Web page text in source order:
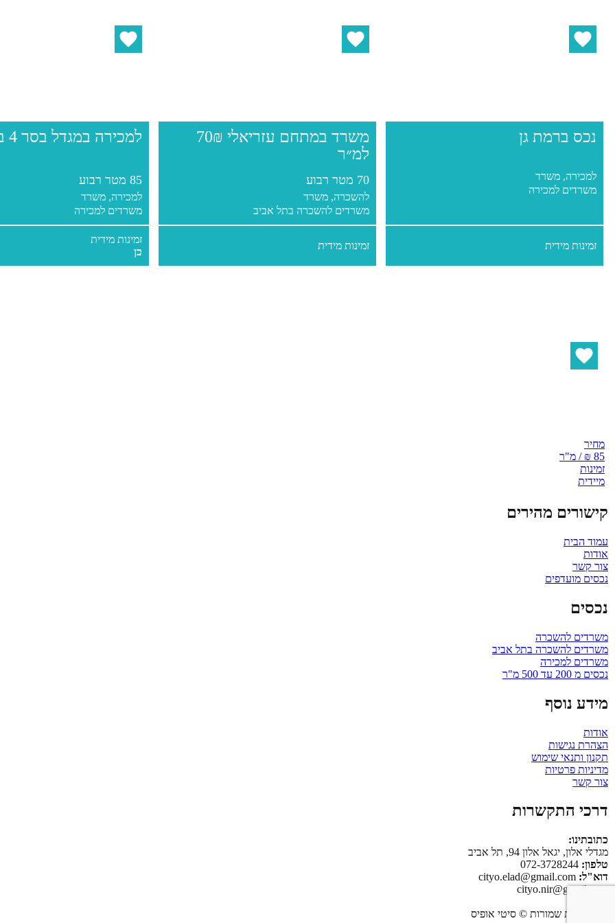
נכס ברמת גן
למכירה, משרד
משרדים למכירה
זמינות מידית
משרד במתחם עזריאלי 70₪
למ״ר
70 מטר רבוע
להשכרה, משרד
משרדים להשכרה בתל אביב
זמינות מידית
למכירה במגדל בסר 4 בקומה 27
85 מטר רבוע
למכירה, משרד
משרדים למכירה
זמינות מידית
כן
מחיר
85 ₪ / מ"ר
זמינות
מיידית
קישורים מהירים
עמוד הבית
אודות
צור קשר
נכסים מועדפים
נכסים
משרדים להשכרה
משרדים להשכרה בתל אביב
משרדים למכירה
נכסים מ 200 עד 500 מ"ר
מידע נוסף
אודות
הצהרת נגישות
תקנון ותנאי שימוש
מדיניות פרטיות
צור קשר
דרכי התקשרות
כתובתינו:
מגדלי אלון, יגאל אלון 94, תל אביב
טלפון: 072-3728244
דוא"ל:
cityo.nir@gmail.com
כל הזכויות שמורות © סיטי אופיס